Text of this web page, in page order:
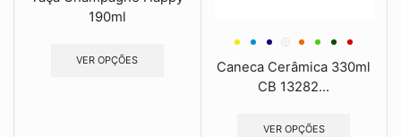
190ml
VER OPÇÕES
Caneca Cerâmica 330ml
CB 13282...
VER OPÇÕES